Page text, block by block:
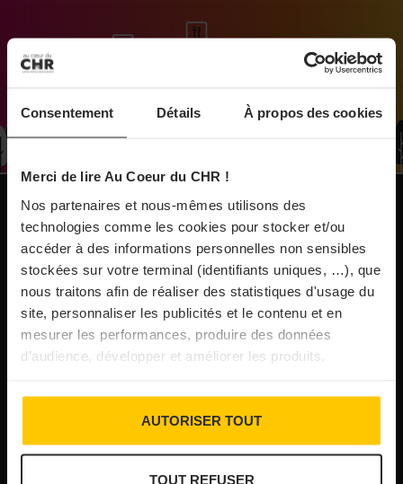
Consentement Détails À propos des cookies
Merci de lire Au Coeur du CHR !
Nos partenaires et nous-mêmes utilisons des
technologies comme les cookies pour stocker et/ou
accéder à des informations personnelles non sensibles
stockées sur votre terminal (identifiants uniques, …), que
nous traitons afin de réaliser des statistiques d'usage du
site, personnaliser les publicités et le contenu et en
mesurer les performances, produire des données
d’audience, développer et améliorer les produits.
AUTORISER TOUT
TOUT REFUSER
maison de collectionneur
31/07/2026
Vins fins : la Chine affiche ses ambitions
31/07/2026
Brasserie Dupont : la bière saison, mais pas
que…
Incendies : l’aide d’urgence rehaussée à 8 000 €
pour les indépendants, l’autoroute A63 réouverte
NOS PUBLICATIONS